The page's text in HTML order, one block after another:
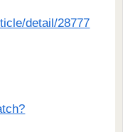
detail/28777